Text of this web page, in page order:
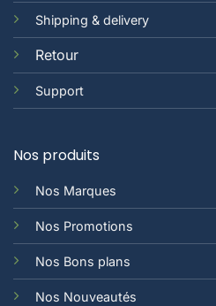
Shipping & delivery
Retour
Support
Nos produits
Nos Marques
Nos Promotions
Nos Bons plans
Nos Nouveautés